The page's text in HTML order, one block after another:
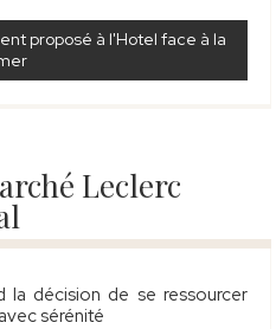
proposé à l'Hotel face à la
Leclerc
la décision de se ressourcer
sérénité